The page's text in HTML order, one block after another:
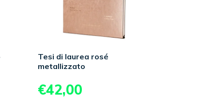
Tesi di laurea rosé
metallizzato
€42,00